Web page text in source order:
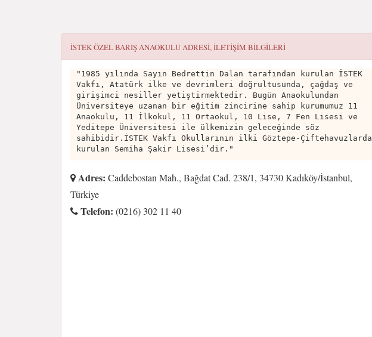
İSTEK ÖZEL BARIŞ ANAOKULUADRESI, ILETIŞIM BILGILERI
"1985 yılında Sayın Bedrettin Dalan tarafından kurulan İSTEK
Vakfı, Atatürk ilke ve devrimleri doğrultusunda, çağdaş ve
girişimci nesiller yetiştirmektedir. Bugün Anaokulundan
Üniversiteye uzanan bir eğitim zincirine sahip kurumumuz 11
Anaokulu, 11 İlkokul, 11 Ortaokul, 10 Lise, 7 Fen Lisesi ve
Yeditepe Üniversitesi ile ülkemizin geleceğinde söz
sahibidir.İSTEK Vakfı Okullarının ilki Göztepe-Çiftehavuzlarda
kurulan Semiha Şakir Lisesi’dir."
Adres: Caddebostan Mah., Bağdat Cad. 238/1, 34730 Kadıköy/İstanbul,
Türkiye
Telefon: (0216) 302 11 40